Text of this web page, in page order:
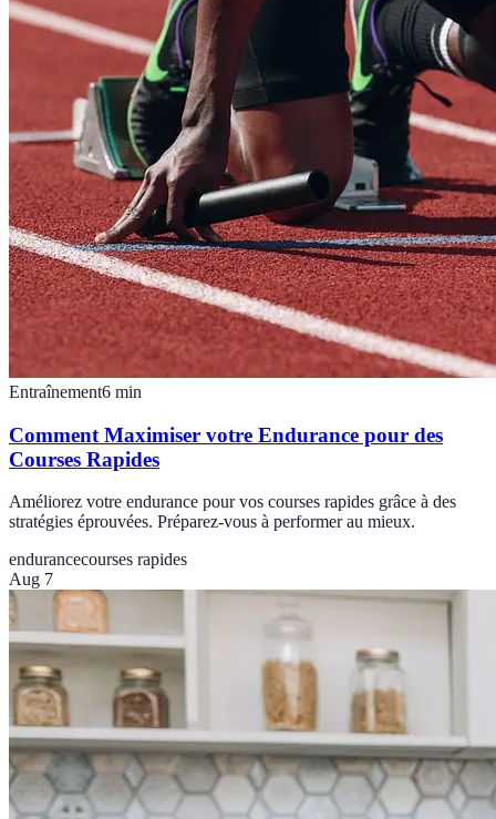
Entraînement6 min
Comment Maximiser votre Endurance pour des
Courses Rapides
Améliorez votre endurance pour vos courses rapides grâce à des
stratégies éprouvées. Préparez-vous à performer au mieux.
endurancecourses rapides
Aug 7